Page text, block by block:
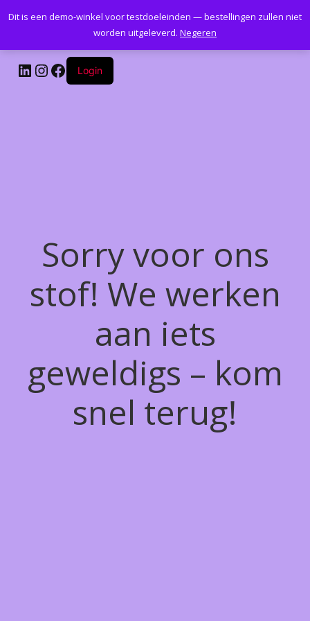
Kantoormeubelenplus.com
LinkedIn
Instagram
Facebook
Login
Sorry voor ons
stof! We werken
aan iets
geweldigs – kom
snel terug!
Dit is een demo-winkel voor testdoeleinden — bestellingen zullen niet
worden uitgeleverd. Negeren